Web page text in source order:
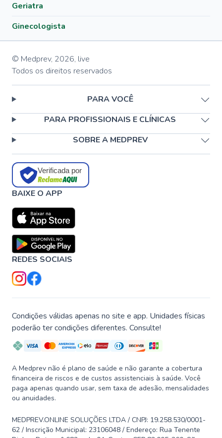
Geriatra
Ginecologista
© Medprev, 2026, live
Todos os direitos reservados
PARA VOCÊ
PARA PROFISSIONAIS E CLÍNICAS
SOBRE A MEDPREV
Verificada por
BAIXE O APP
REDES SOCIAIS
Condições válidas apenas no site e app. Unidades físicas
poderão ter condições diferentes. Consulte!
A Medprev não é plano de saúde e não garante a cobertura
financeira de riscos e de custos assistenciais à saúde. Você
paga apenas quando usar, sem taxa de adesão, mensalidades
ou anuidades.
MEDPREV.ONLINE SOLUÇÕES LTDA / CNPJ: 19.258.530/0001-
62 / Inscrição Municipal: 23106048 / Endereço: Rua Tenente